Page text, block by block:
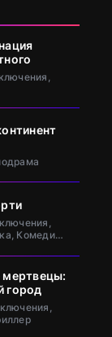
Комедия,
мертвецы:
город